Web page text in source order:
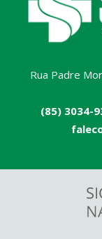
Rua Padre
(85) 3034-